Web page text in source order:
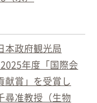
本政府観光局
2025年度「国際会
献賞」を受賞し
尋准教授（生物